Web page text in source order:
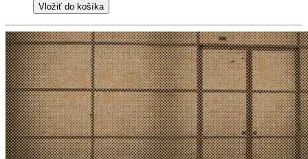
Vložiť do košíka